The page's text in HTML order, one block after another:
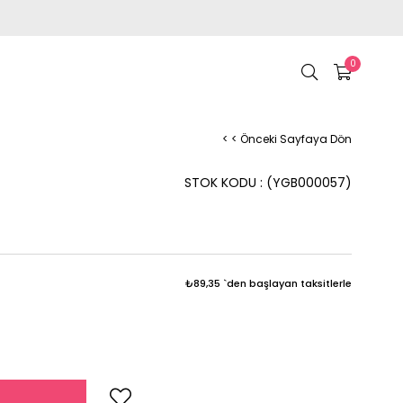
0
< < Önceki Sayfaya Dön
(YGB000057)
STOK KODU
₺89,35 `den başlayan taksitlerle